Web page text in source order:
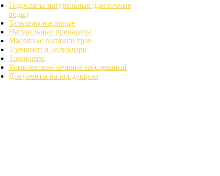
Гидролаты натуральные (цветочные
воды)
Бальзамы масляные
Натуральные препараты
Масляные вытяжки трав
Тодикамп и Тодикларк
Тодикларк
Комплексное лечение заболеваний
Документы на продукцию